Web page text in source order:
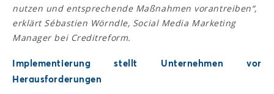
nutzen und entsprechende Maßnahmen vorantreiben“,
erklärt Sébastien Wörndle, Social Media Marketing
Manager bei Creditreform.
Implementierung stellt Unternehmen vor
Herausforderungen